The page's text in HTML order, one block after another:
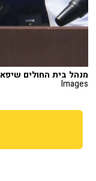
מנהל בית החולים שיפא
Images